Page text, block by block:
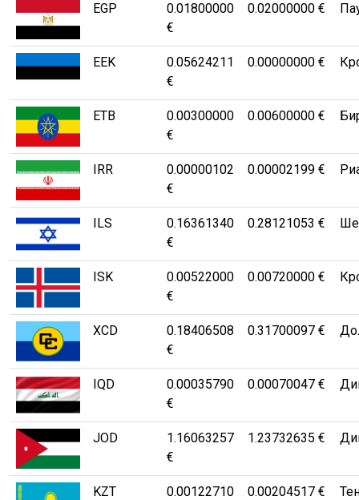
EGP
0.01800000
€
0.02000000 €
EEK
0.05624211
€
0.00000000 €
ETB
0.00300000
€
0.00600000 €
IRR
0.00000102
€
0.00002199 €
ILS
0.16361340
€
0.28121053 €
ISK
0.00522000
€
0.00720000 €
XCD
0.18406508
€
0.31700097 €
IQD
0.00035790
€
0.00070047 €
JOD
1.16063257
€
1.23732635 €
KZT
0.00122710
0.00204517 €